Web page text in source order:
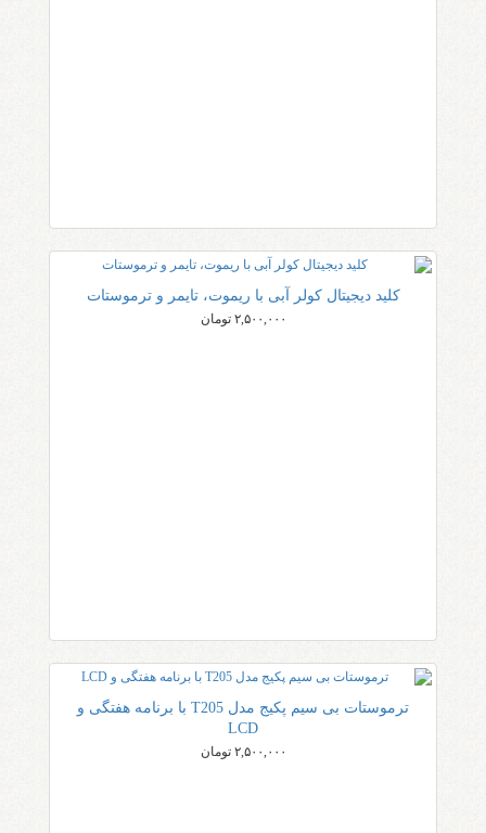
کلید دیجیتال کولر آبی با ریموت، تایمر و ترموستات
۲,۵۰۰,۰۰۰ تومان
ترموستات بی سیم پکیج مدل T205 با برنامه هفتگی و
LCD
۲,۵۰۰,۰۰۰ تومان